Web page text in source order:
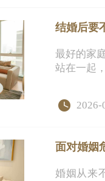
结婚后要
最好的家
站在一起
2026-
面对婚姻
婚姻从来